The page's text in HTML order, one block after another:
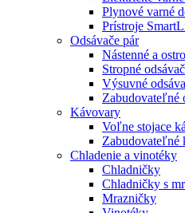
Plynové varné
Prístroje
Odsávače pár
Nástenné a
Stropné
Výsuvné
Zabudovateľné
Kávovary
Voľne stojace
Zabudovateľné
Chladenie a vinotéky
Chladničky
Chladničky s
Mrazničky